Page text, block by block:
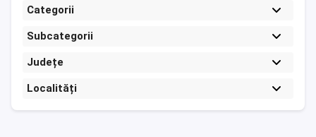
Categorii
Subcategorii
Județe
Localități